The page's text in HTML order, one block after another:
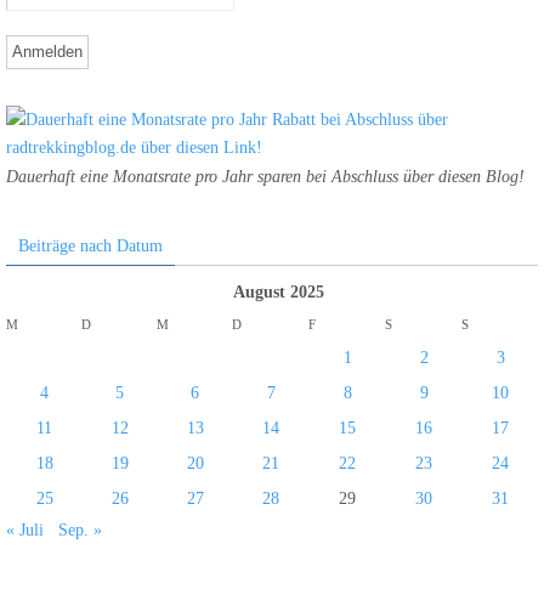
Dauerhaft eine Monatsrate pro Jahr sparen bei Abschluss über diesen Blog!
Beiträge nach Datum
August 2025
M D M D F S S
1 2
3
4
5 6 7 8 9
10
11
12 13 14 15 16
17
18
19 20 21 22 23
24
25
26 27 28 29 30
31
« Juli
Sep. »